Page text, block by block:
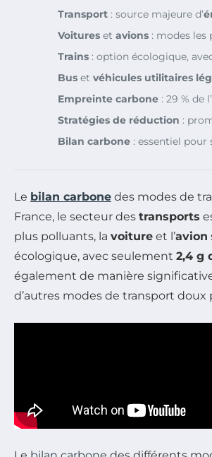
Transport : source majeure d’
Voitures et avions : modes les
Trains : option écologique,
Bus et véhicules utilitaires
Empreinte carbone : 29 % de l’
Stratégies de réduction :
Bilan carbone : essentiel pour
Le bilan carbone des modes de
France, le secteur des transports
plus polluants, la voiture et l’avion
écologique, avec seulement 2,4 g
également de manière
d’autres modes de transport